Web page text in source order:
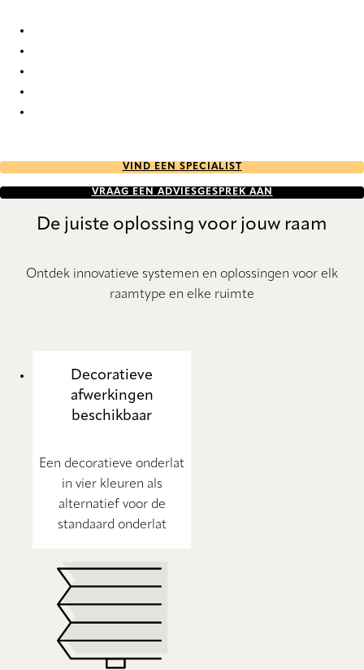
VIND EEN SPECIALIST
VRAAG EEN ADVIESGESPREK AAN
De juiste oplossing voor jouw raam
Ontdek innovatieve systemen en oplossingen voor elk
raamtype en elke ruimte
Decoratieve
afwerkingen
beschikbaar
Een decoratieve onderlat
in vier kleuren als
alternatief voor de
standaard onderlat